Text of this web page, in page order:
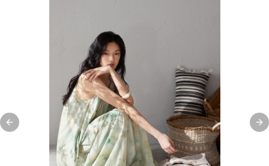
Previous slide